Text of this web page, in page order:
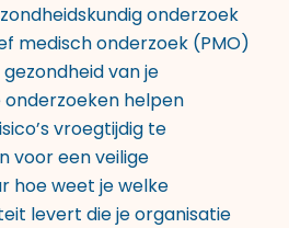
onderzoek
medisch onderzoek (PMO)
van je
helpen
vroegtijdig te
voor een veilige
hoe weet je welke
levert die je organisatie